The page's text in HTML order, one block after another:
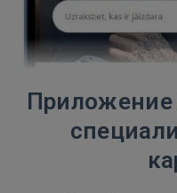
Приложение